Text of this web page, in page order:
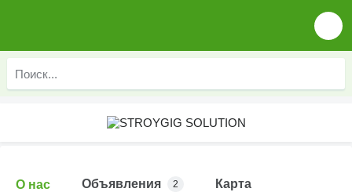
О нас Объявления 2 Карта